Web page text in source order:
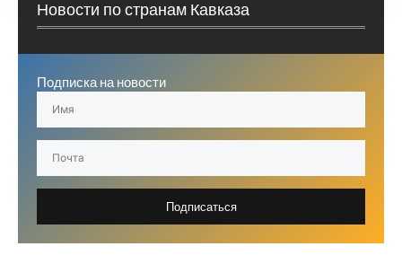
Новости по странам Кавказа
Подписка на новости
Подписаться